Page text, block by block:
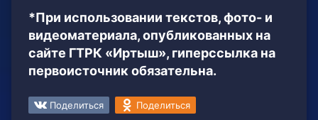
*При использовании текстов, фото- и
видеоматериала, опубликованных на
сайте ГТРК «Иртыш», гиперссылка на
первоисточник обязательна.
Поделиться Поделиться